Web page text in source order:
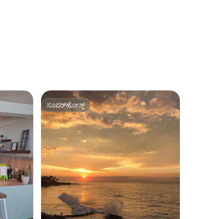
ಸೂಪರ್‌ಹೋಸ್ಟ್
ಸೂಪರ್‌ಹೋಸ್ಟ್